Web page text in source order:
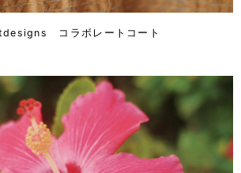
コラボレートコート